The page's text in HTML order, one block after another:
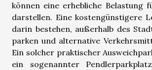
können eine erhebliche Belastung
darstellen. Eine kostengünstigere
darin bestehen, außerhalb des
parken und alternative
Ein solcher praktischer
ein sogenannter